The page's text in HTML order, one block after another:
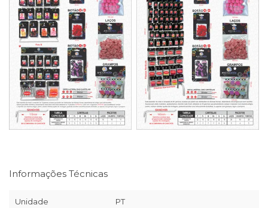
Informações Técnicas
Unidade PT